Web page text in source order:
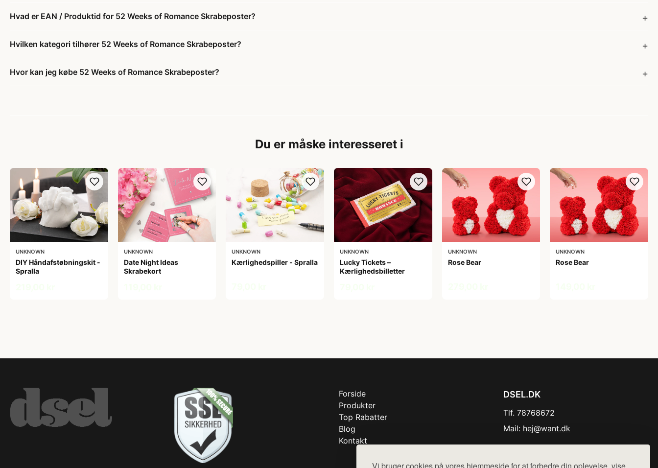
Hvad er EAN / Produktid for 52 Weeks of Romance Skrabeposter?
Hvilken kategori tilhører 52 Weeks of Romance Skrabeposter?
Hvor kan jeg købe 52 Weeks of Romance Skrabeposter?
Du er måske interesseret i
UNKNOWN
DIY Håndafstøbningskit -
Spralla
UNKNOWN
Date Night Ideas
Skrabekort
UNKNOWN
Kærlighedspiller - Spralla
UNKNOWN
Lucky Tickets –
Kærlighedsbilletter
UNKNOWN
Rose Bear
UNKNOWN
Rose Bear
Forside
Produkter
Top Rabatter
Blog
Kontakt
DSEL.DK
Tlf. 78768672
Mail: hej@want.dk